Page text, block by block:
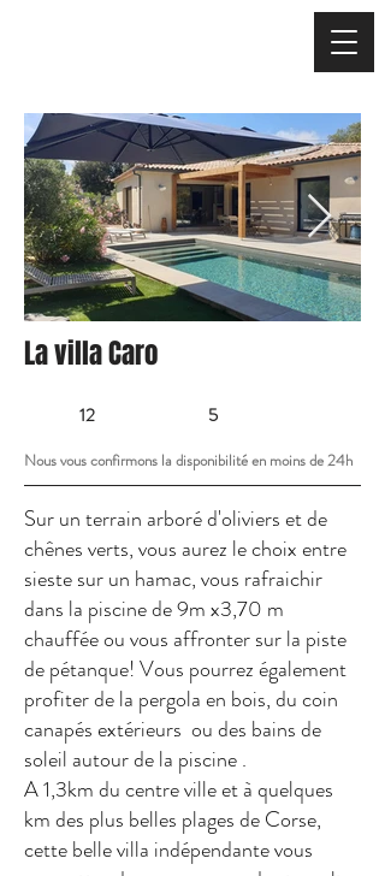
La villa Caro
12 5
Nous vous confirmons la disponibilité en moins de 24h
Sur un terrain arboré d'oliviers et de
chênes verts, vous aurez le choix entre
sieste sur un hamac, vous rafraichir
dans la piscine de 9m x3,70 m
chauffée ou vous affronter sur la piste
de pétanque! Vous pourrez également
profiter de la pergola en bois, du coin
canapés extérieurs ou des bains de
soleil autour de la piscine .
A 1,3km du centre ville et à quelques
km des plus belles plages de Corse,
cette belle villa indépendante vous